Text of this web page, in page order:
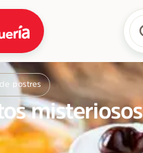
postres
misteriosos